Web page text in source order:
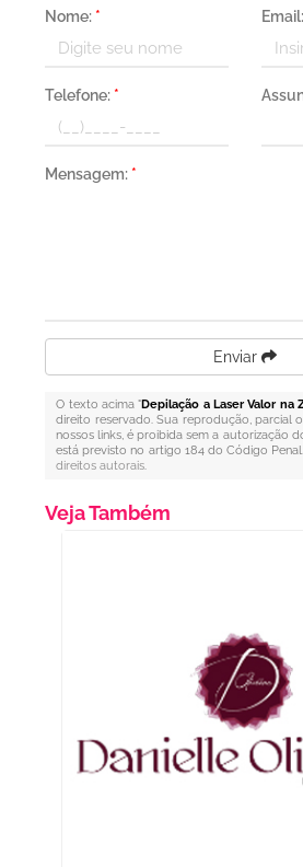
Nome: * Email:
Telefone: *
Mensagem: *
Enviar
O texto acima "Depilação a Laser Valor na
direito reservado. Sua reprodução, parcial
nossos links, é proibida sem a autorização
está previsto no artigo 184 do Código
direitos autorais.
Veja Também